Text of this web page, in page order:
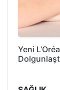
Yeni